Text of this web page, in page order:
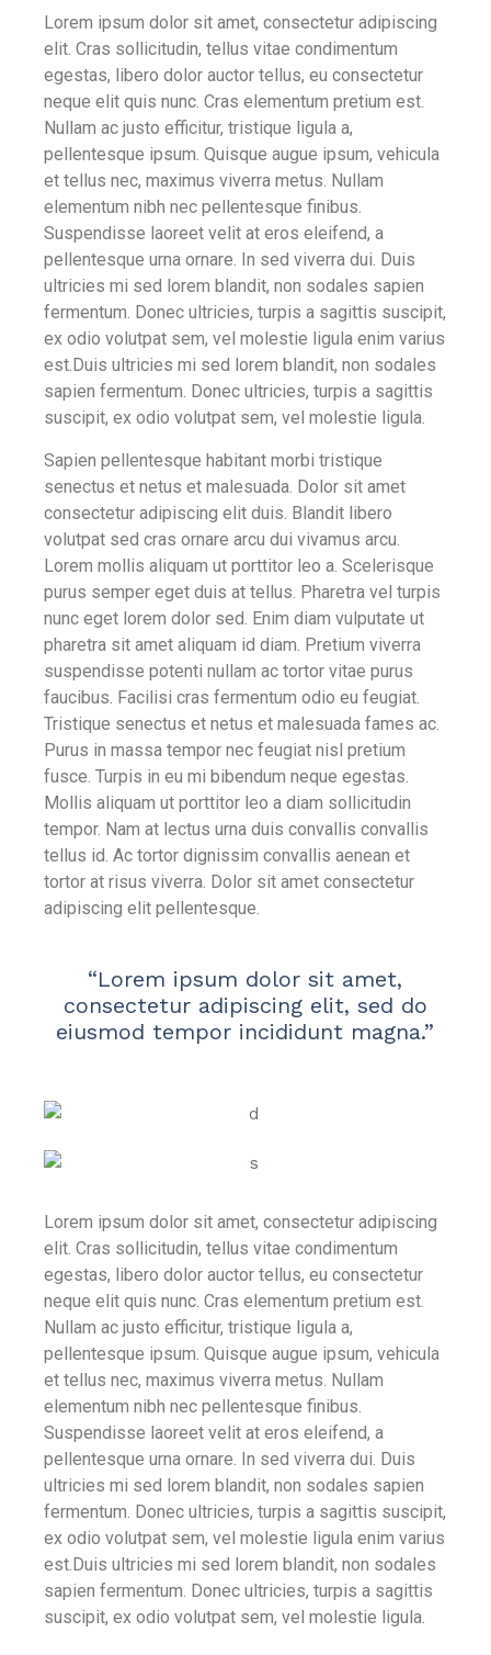
Lorem ipsum dolor sit amet, consectetur adipiscing
elit. Cras sollicitudin, tellus vitae condimentum
egestas, libero dolor auctor tellus, eu consectetur
neque elit quis nunc. Cras elementum pretium est.
Nullam ac justo efficitur, tristique ligula a,
pellentesque ipsum. Quisque augue ipsum, vehicula
et tellus nec, maximus viverra metus. Nullam
elementum nibh nec pellentesque finibus.
Suspendisse laoreet velit at eros eleifend, a
pellentesque urna ornare. In sed viverra dui. Duis
ultricies mi sed lorem blandit, non sodales sapien
fermentum. Donec ultricies, turpis a sagittis suscipit,
ex odio volutpat sem, vel molestie ligula enim varius
est.Duis ultricies mi sed lorem blandit, non sodales
sapien fermentum. Donec ultricies, turpis a sagittis
suscipit, ex odio volutpat sem, vel molestie ligula.
Sapien pellentesque habitant morbi tristique
senectus et netus et malesuada. Dolor sit amet
consectetur adipiscing elit duis. Blandit libero
volutpat sed cras ornare arcu dui vivamus arcu.
Lorem mollis aliquam ut porttitor leo a. Scelerisque
purus semper eget duis at tellus. Pharetra vel turpis
nunc eget lorem dolor sed. Enim diam vulputate ut
pharetra sit amet aliquam id diam. Pretium viverra
suspendisse potenti nullam ac tortor vitae purus
faucibus. Facilisi cras fermentum odio eu feugiat.
Tristique senectus et netus et malesuada fames ac.
Purus in massa tempor nec feugiat nisl pretium
fusce. Turpis in eu mi bibendum neque egestas.
Mollis aliquam ut porttitor leo a diam sollicitudin
tempor. Nam at lectus urna duis convallis convallis
tellus id. Ac tortor dignissim convallis aenean et
tortor at risus viverra. Dolor sit amet consectetur
adipiscing elit pellentesque.
“Lorem ipsum dolor sit amet,
consectetur adipiscing elit, sed do
eiusmod tempor incididunt magna.”
Lorem ipsum dolor sit amet, consectetur adipiscing
elit. Cras sollicitudin, tellus vitae condimentum
egestas, libero dolor auctor tellus, eu consectetur
neque elit quis nunc. Cras elementum pretium est.
Nullam ac justo efficitur, tristique ligula a,
pellentesque ipsum. Quisque augue ipsum, vehicula
et tellus nec, maximus viverra metus. Nullam
elementum nibh nec pellentesque finibus.
Suspendisse laoreet velit at eros eleifend, a
pellentesque urna ornare. In sed viverra dui. Duis
ultricies mi sed lorem blandit, non sodales sapien
fermentum. Donec ultricies, turpis a sagittis suscipit,
ex odio volutpat sem, vel molestie ligula enim varius
est.Duis ultricies mi sed lorem blandit, non sodales
sapien fermentum. Donec ultricies, turpis a sagittis
suscipit, ex odio volutpat sem, vel molestie ligula.